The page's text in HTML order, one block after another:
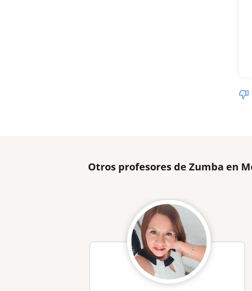
Otros profesores de Zumba en